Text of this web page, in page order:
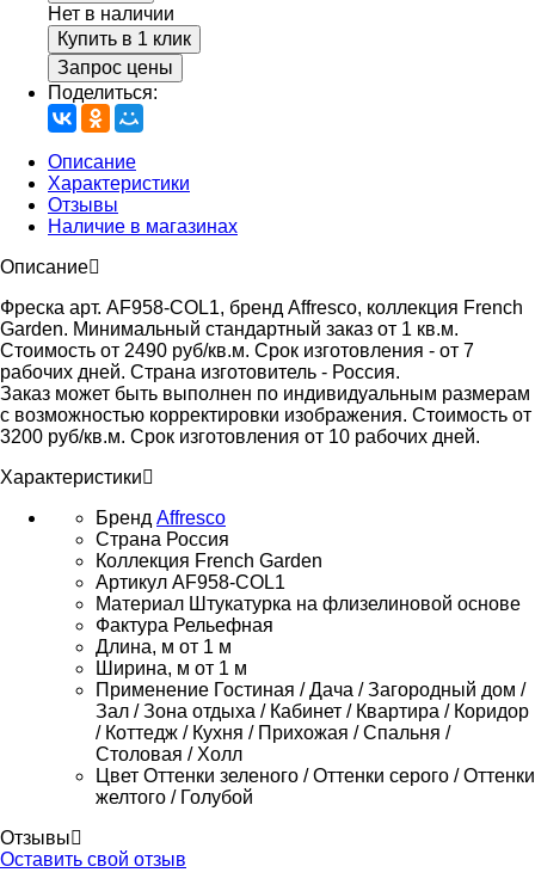
Нет в наличии
Купить в 1 клик
Запрос цены
Поделиться:
Описание
Характеристики
Отзывы
Наличие в магазинах
Описание
Фреска арт. AF958-COL1, бренд Affresco, коллекция French
Garden. Минимальный стандартный заказ от 1 кв.м.
Стоимость от 2490 руб/кв.м. Срок изготовления - от 7
рабочих дней. Страна изготовитель - Россия.
Заказ может быть выполнен по индивидуальным размерам
с возможностью корректировки изображения. Стоимость от
3200 руб/кв.м. Срок изготовления от 10 рабочих дней.
Характеристики
Бренд Affresco
Страна Россия
Коллекция French Garden
Артикул AF958-COL1
Материал Штукатурка на флизелиновой основе
Фактура Рельефная
Длина, м от 1 м
Ширина, м от 1 м
Применение Гостиная / Дача / Загородный дом /
Зал / Зона отдыха / Кабинет / Квартира / Коридор
/ Коттедж / Кухня / Прихожая / Спальня /
Столовая / Холл
Цвет Оттенки зеленого / Оттенки серого / Оттенки
желтого / Голубой
Отзывы
Оставить свой отзыв